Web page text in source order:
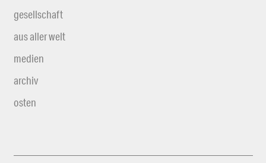
gesellschaft
aus aller welt
medien
archiv
osten